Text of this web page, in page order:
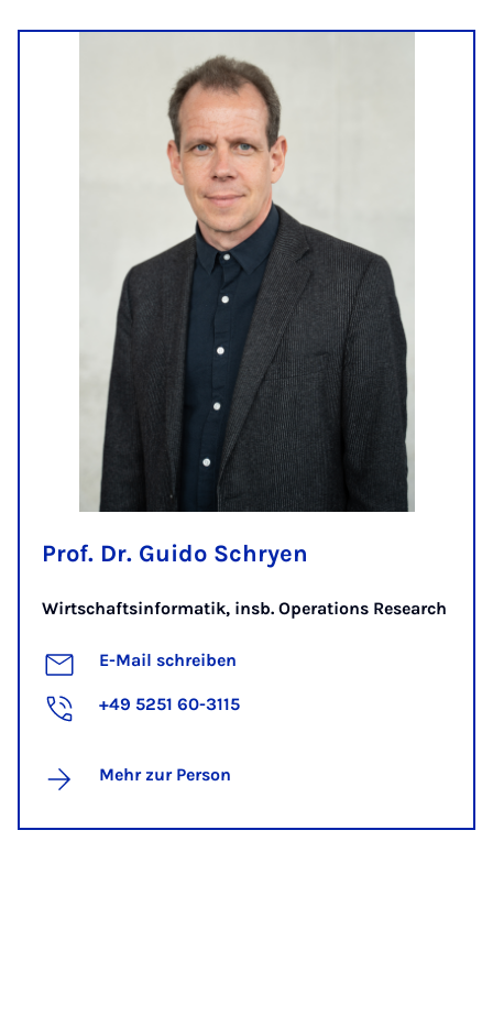
Prof. Dr. Guido Schryen
Wirtschaftsinformatik, insb. Operations Research
E-Mail schreiben
+49 5251 60-3115
Mehr zur Person